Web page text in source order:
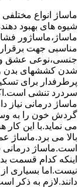
ماساژ انواع
شیوه های بهبود
ماساژ،ماساژور
مناسبی جهت
جنسی،نوعی عشق
شدن کششهای بدن
پرطرفدار برای
سردرد تنشی
ماساژ درمانی نیاز
گردش خون را به
می نماید.با این
بالا می
است.ماساژ
اینکه کدام قسمت
نیست.اما بسیاری
دانند.لازم به ذکر